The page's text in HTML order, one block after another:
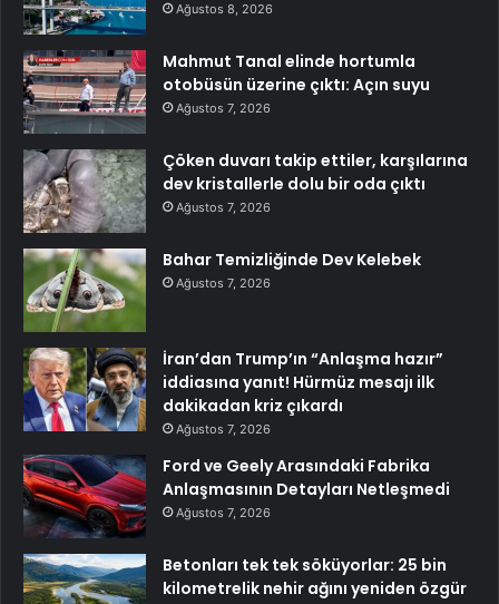
Ağustos 8, 2026
Mahmut Tanal elinde hortumla
otobüsün üzerine çıktı: Açın suyu
Ağustos 7, 2026
Çöken duvarı takip ettiler, karşılarına
dev kristallerle dolu bir oda çıktı
Ağustos 7, 2026
Bahar Temizliğinde Dev Kelebek
Ağustos 7, 2026
İran’dan Trump’ın “Anlaşma hazır”
iddiasına yanıt! Hürmüz mesajı ilk
dakikadan kriz çıkardı
Ağustos 7, 2026
Ford ve Geely Arasındaki Fabrika
Anlaşmasının Detayları Netleşmedi
Ağustos 7, 2026
Betonları tek tek söküyorlar: 25 bin
kilometrelik nehir ağını yeniden özgür